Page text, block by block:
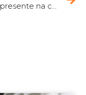
MAEIL presente na conferência ’Liderar a Transformação Digital no Procurement’ da SCM